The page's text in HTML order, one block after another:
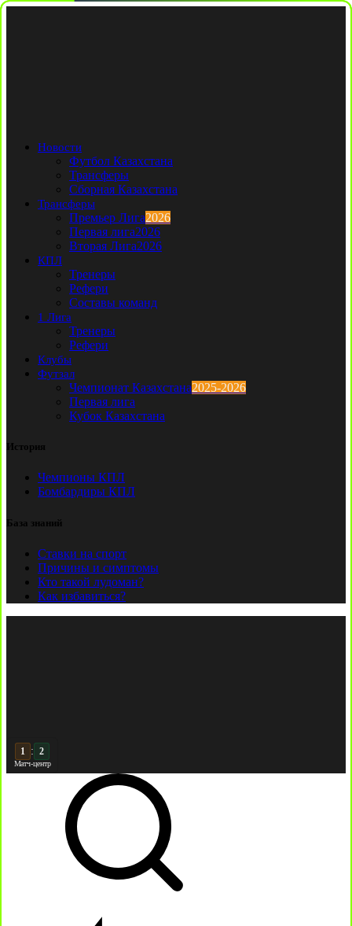
Новости
Футбол Казахстана
Трансферы
Сборная Казахстана
Трансферы
Премьер Лига2026
Первая лига2026
Вторая Лига2026
КПЛ
Тренеры
Рефери
Составы команд
1 Лига
Тренеры
Рефери
Клубы
Футзал
Чемпионат Казахстана2025-2026
Первая лига
Кубок Казахстана
История
Чемпионы КПЛ
Бомбардиры КПЛ
База знаний
Ставки на спорт
Причины и симптомы
Кто такой лудоман?
Как избавиться?
2 : 2
Матч-центр